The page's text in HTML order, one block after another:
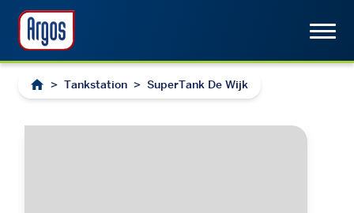
> Tankstation > SuperTank De Wijk